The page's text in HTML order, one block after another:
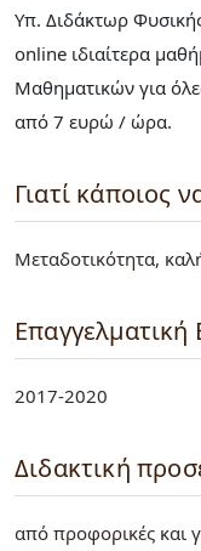
Υπ. Διδάκτωρ
online ιδιαίτερα
Μαθηματικών για
από 7 ευρώ / ώρα.
Γιατί κάποιος
Μεταδοτικότητα,
Επαγγελματική
2017-2020
Διδακτική
από προφορικές και